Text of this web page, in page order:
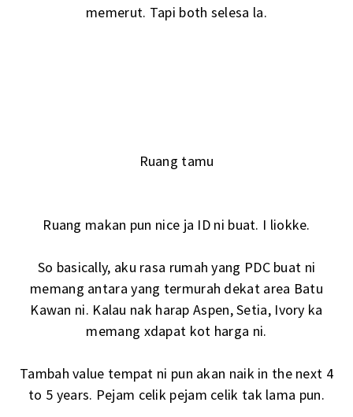
memerut. Tapi both selesa la.
Ruang tamu
Ruang makan pun nice ja ID ni buat. I liokke.
So basically, aku rasa rumah yang PDC buat ni
memang antara yang termurah dekat area Batu
Kawan ni. Kalau nak harap Aspen, Setia, Ivory ka
memang xdapat kot harga ni.
Tambah value tempat ni pun akan naik in the next 4
to 5 years. Pejam celik pejam celik tak lama pun.